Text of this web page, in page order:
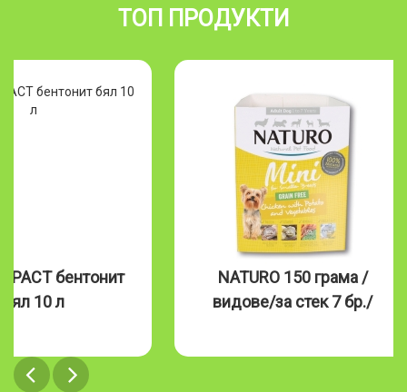
ТОП ПРОДУКТИ
бентонит
бял 10 л
NATURO 150 грама /
видове/за стек 7 бр./